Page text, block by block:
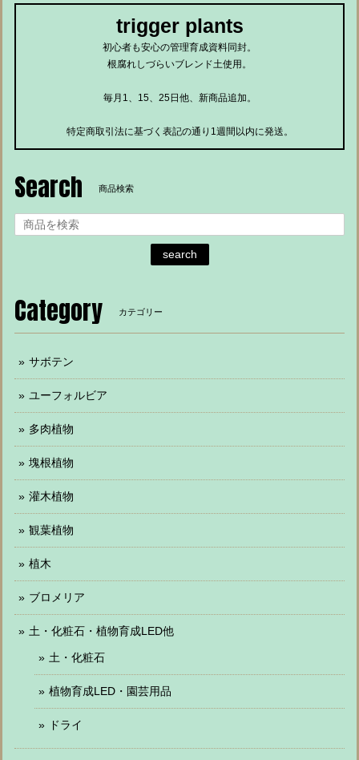
trigger plants
初心者も安心の管理育成資料同封。
根腐れしづらいブレンド土使用。
毎月1、15、25日他、新商品追加。
特定商取引法に基づく表記の通り1週間以内に発送。
Search 商品検索
search
Category カテゴリー
サボテン
ユーフォルビア
多肉植物
塊根植物
灌木植物
観葉植物
植木
ブロメリア
土・化粧石・植物育成LED他
土・化粧石
植物育成LED・園芸用品
ドライ